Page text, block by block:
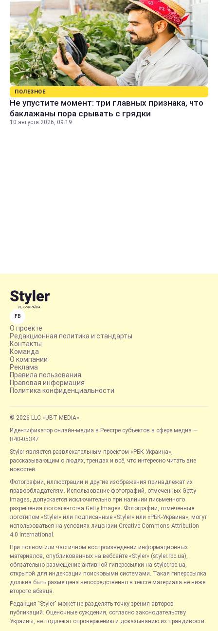
ПОЛЕЗНОЕ
Не упустите момент: три главных признака, что
баклажаны пора срывать с грядки
10 августа 2026, 09:19
FB
О проекте
Редакционная политика и стандарты
Контакты
Команда
О компании
Реклама
Правила пользования
Правовая информация
Политика конфиденциальности
© 2026 LLC «UBT MEDIA»
Идентификатор онлайн-медиа в Реестре субъектов в сфере медиа —
R40-05347
Styler является развлекательным проектом «РБК-Украина»,
рассказывающим о людях, трендах и всё, что интересно читать вне
новостей.
Фотографии, иллюстрации и другие изображения принадлежат их
правообладателям. Использование фотографий, отмеченных Getty
Images, допускается исключительно при наличии письменного
разрешения фотоагентства Getty Images. Фотографии, отмеченные
логотипом «Styler» или подписанные «Styler» или «РБК-Украина», могут
использоваться на условиях лицензии Creative Commons Attribution
4.0 International.
При полном или частичном воспроизведении информационных
материалов, опубликованных на вебсайте «Styler» (styler.rbc.ua),
обязательно размещение активной гиперссылки на styler.rbc.ua,
открытой для индексации поисковыми системами. Такая гиперссылка
должна быть размещена непосредственно в тексте материала не ниже
второго абзаца.
Редакция "Styler" может не разделять точку зрения авторов
публикаций. Оценочные суждения, согласно законодательству
Украины, не подлежат опровержению и доказыванию их правдивости.